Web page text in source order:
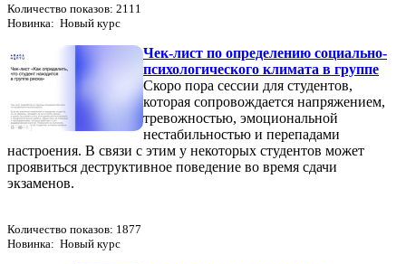
Количество показов: 2111
Новинка: Новый курс
Чек-лист по определению социально-
психологического климата в группе
Скоро пора сессии для студентов,
которая сопровождается напряжением,
тревожностью, эмоциональной
нестабильностью и перепадами
настроения. В связи с этим у некоторых студентов может
проявиться деструктивное поведение во время сдачи
экзаменов.
Количество показов: 1877
Новинка: Новый курс